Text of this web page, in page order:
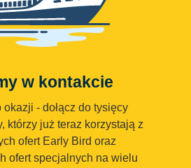
w kontakcie
okazji - dołącz do tysięcy
którzy już teraz korzystają z
ofert Early Bird oraz
ofert specjalnych na wielu